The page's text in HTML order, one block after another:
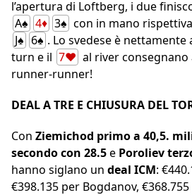
l’apertura di Loftberg, i due
A♠ 4♦ 3♠ con in mano
J♠ 6♠ . Lo svedese è nettamente
turn e il 7♥ al river consegnano
runner-runner!
DEAL A TRE E CHIUSURA DEL
Con Ziemichod primo a 40,5.
secondo con 28.5e Poroliev
hanno siglano un deal ICM:
€398.135 per Bogdanov,